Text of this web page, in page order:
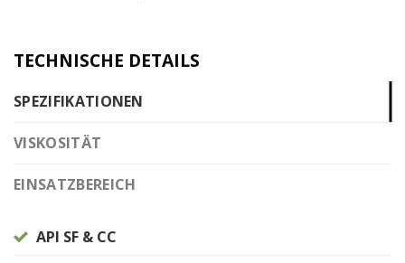
TECHNISCHE DETAILS
SPEZIFIKATIONEN
VISKOSITÄT
EINSATZBEREICH
API SF & CC